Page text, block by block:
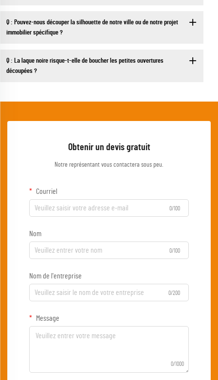
Q : Pouvez-nous découper la silhouette de notre ville ou de notre projet
immobilier spécifique ?
Q : La laque noire risque-t-elle de boucher les petites ouvertures
découpées ?
Obtenir un devis gratuit
Notre représentant vous contactera sous peu.
Courriel
0/100
Nom
0/100
Nom de l'entreprise
0/200
Message
0/1000